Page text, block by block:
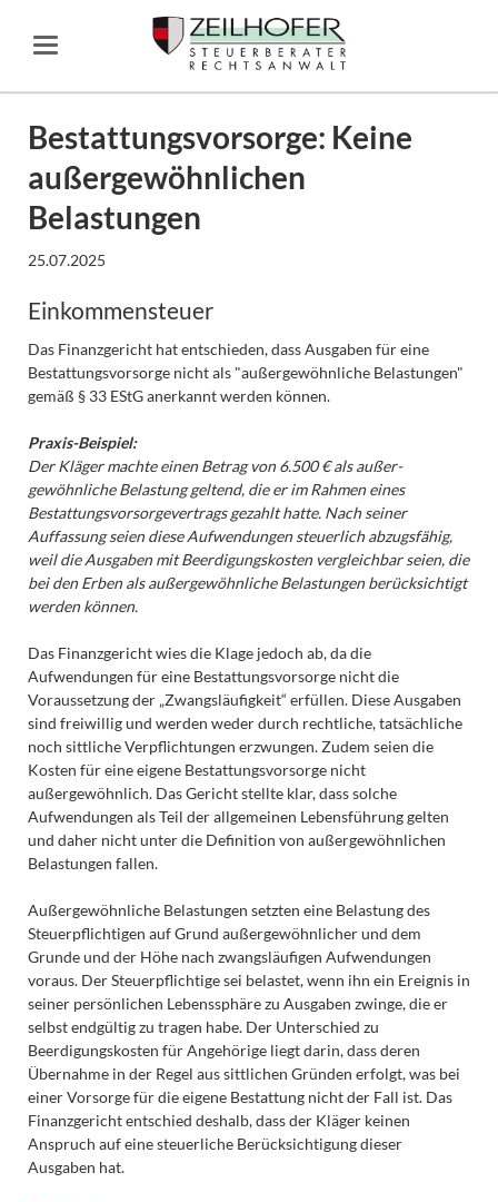
Bestattungsvorsorge: Keine
außergewöhnlichen
Belastungen
25.07.2025
Einkommensteuer
Das Finanzgericht hat entschieden, dass Ausgaben für eine
Bestattungs­vorsorge nicht als "außergewöhnliche Belastungen"
gemäß § 33 EStG anerkannt werden können.
Praxis-Beispiel:
Der Kläger machte einen Betrag von 6.500 € als außer­
gewöhnliche Belastung geltend, die er im Rahmen eines
Bestattungs­vorsorge­vertrags gezahlt hatte. Nach seiner
Auffassung seien diese Aufwendungen steuerlich abzugsfähig,
weil die Ausgaben mit Beerdigungs­kosten vergleichbar seien, die
bei den Erben als außergewöhnliche Belastungen berücksichtigt
werden können.
Das Finanzgericht wies die Klage jedoch ab, da die
Aufwendungen für eine Bestattungs­vorsorge nicht die
Voraussetzung der „Zwangsläufigkeit“ erfüllen. Diese Ausgaben
sind freiwillig und werden weder durch rechtliche, tatsächliche
noch sittliche Verpflichtungen erzwungen. Zudem seien die
Kosten für eine eigene Bestattungs­vorsorge nicht
außergewöhnlich. Das Gericht stellte klar, dass solche
Aufwendungen als Teil der allgemeinen Lebensführung gelten
und daher nicht unter die Definition von außergewöhnlichen
Belastungen fallen.
Außergewöhnliche Belastungen setzten eine Belastung des
Steuerpflichtigen auf Grund außergewöhnlicher und dem
Grunde und der Höhe nach zwangsläufigen Aufwendungen
voraus. Der Steuerpflichtige sei belastet, wenn ihn ein Ereignis in
seiner persönlichen Lebenssphäre zu Ausgaben zwinge, die er
selbst endgültig zu tragen habe. Der Unterschied zu
Beerdigungskosten für Angehörige liegt darin, dass deren
Übernahme in der Regel aus sittlichen Gründen erfolgt, was bei
einer Vorsorge für die eigene Bestattung nicht der Fall ist. Das
Finanzgericht entschied deshalb, dass der Kläger keinen
Anspruch auf eine steuerliche Berücksichtigung dieser
Ausgaben hat.